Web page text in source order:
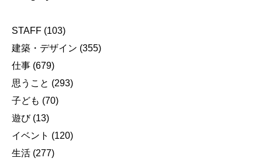
STAFF (103)
建築・デザイン (355)
仕事 (679)
思うこと (293)
子ども (70)
遊び(13)
イベント (120)
生活 (277)